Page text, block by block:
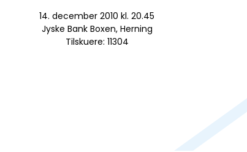
14. december 2010 kl. 20.45
Jyske Bank Boxen, Herning
Tilskuere: 11304